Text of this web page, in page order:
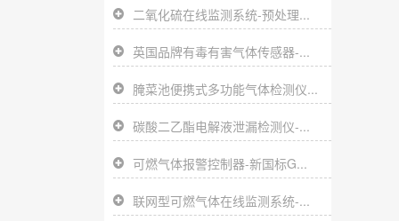
二氧化硫在线监测系统-预处理...
英国品牌有毒有害气体传感器-...
腌菜池便携式多功能气体检测仪...
碳酸二乙酯电解液泄漏检测仪-...
可燃气体报警控制器-新国标G...
联网型可燃气体在线监测系统-...